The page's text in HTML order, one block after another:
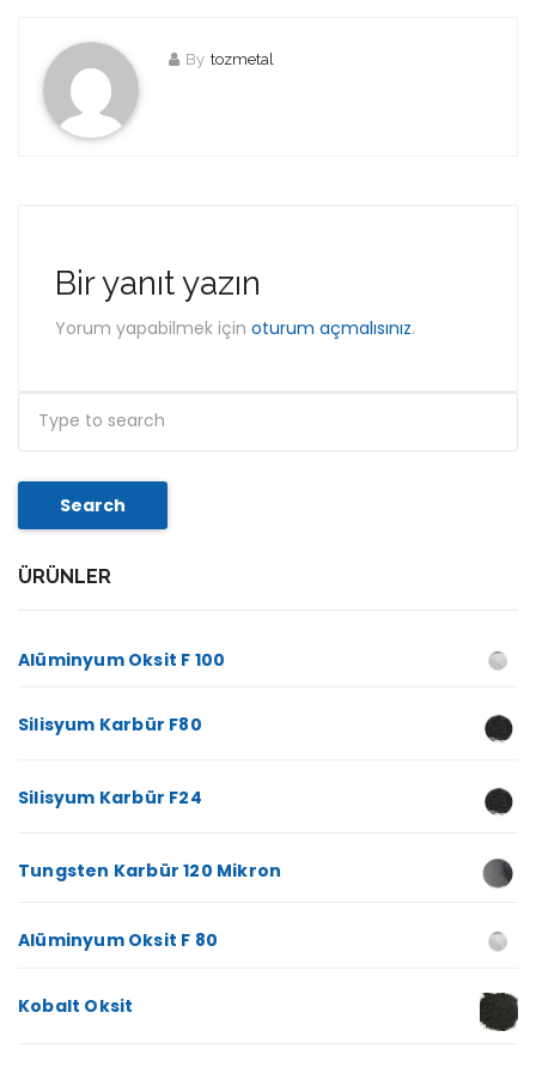
By tozmetal
Bir yanıt yazın
Yorum yapabilmek için oturum açmalısınız.
Search
ÜRÜNLER
Alüminyum Oksit F 100
Silisyum Karbür F80
Silisyum Karbür F24
Tungsten Karbür 120 Mikron
Alüminyum Oksit F 80
Kobalt Oksit